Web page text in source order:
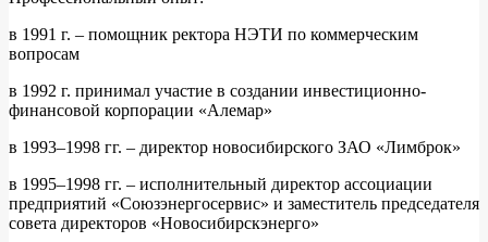
в 1991 г. – помощник ректора НЭТИ по коммерческим
вопросам
в 1992 г. принимал участие в создании инвестиционно-
финансовой корпорации «Алемар»
в 1993–1998 гг. – директор новосибирского ЗАО «Лимброк»
в 1995–1998 гг. – исполнительный директор ассоциации
предприятий «Союзэнергосервис» и заместитель председателя
совета директоров «Новосибирскэнерго»